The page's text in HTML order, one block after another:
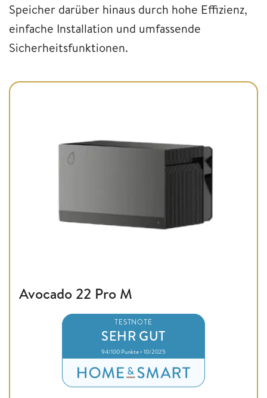
Speicher darüber hinaus durch hohe Effizienz,
einfache Installation und umfassende
Sicherheitsfunktionen.
Avocado 22 Pro M
TESTNOTE
SEHR GUT
94/100 Punkte • 10/2025